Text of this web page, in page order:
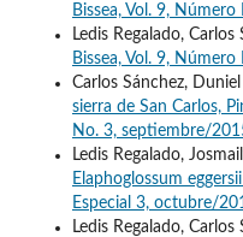
Bissea, Vol. 9,
Ledis Regalado, Carlos
Bissea, Vol. 9,
Carlos Sánchez,
sierra de San Carlos,
No. 3, septiembre/
Ledis Regalado,
Elaphoglossum eggersii
Especial 3, octubre/
Ledis Regalado, Carlos